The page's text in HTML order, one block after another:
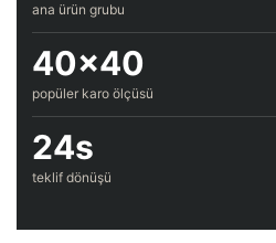
ana ürün grubu
40×40
popüler karo ölçüsü
24s
teklif dönüşü